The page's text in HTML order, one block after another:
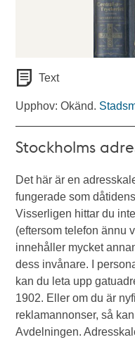
Text
Upphov: Okänd.
Stockholms
Det här är en
fungerade som
Visserligen hittar du
(eftersom telefon ännu
innehåller mycket
dess invånare. I
kan du leta upp
1902. Eller om du är
reklamannonser, så
Avdelningen.